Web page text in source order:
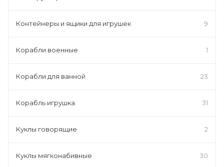
Контейнеры и ящики для игрушек 9
Корабли военные 1
Корабли для ванной 23
Корабль игрушка 31
Куклы говорящие 2
Куклы мягконабивные 30